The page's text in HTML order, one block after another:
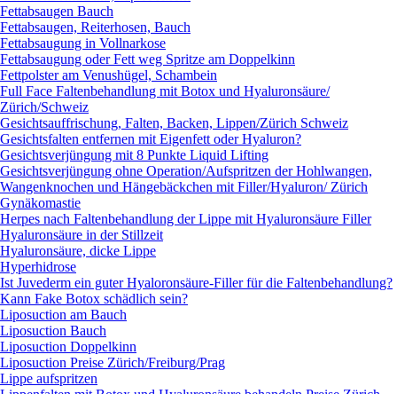
Fettabsaugen Bauch
Fettabsaugen, Reiterhosen, Bauch
Fettabsaugung in Vollnarkose
Fettabsaugung oder Fett weg Spritze am Doppelkinn
Fettpolster am Venushügel, Schambein
Full Face Faltenbehandlung mit Botox und Hyaluronsäure/
Zürich/Schweiz
Gesichtsauffrischung, Falten, Backen, Lippen/Zürich Schweiz
Gesichtsfalten entfernen mit Eigenfett oder Hyaluron?
Gesichtsverjüngung mit 8 Punkte Liquid Lifting
Gesichtsverjüngung ohne Operation/Aufspritzen der Hohlwangen,
Wangenknochen und Hängebäckchen mit Filler/Hyaluron/ Zürich
Gynäkomastie
Herpes nach Faltenbehandlung der Lippe mit Hyaluronsäure Filler
Hyaluronsäure in der Stillzeit
Hyaluronsäure, dicke Lippe
Hyperhidrose
Ist Juvederm ein guter Hyaloronsäure-Filler für die Faltenbehandlung?
Kann Fake Botox schädlich sein?
Liposuction am Bauch
Liposuction Bauch
Liposuction Doppelkinn
Liposuction Preise Zürich/Freiburg/Prag
Lippe aufspritzen